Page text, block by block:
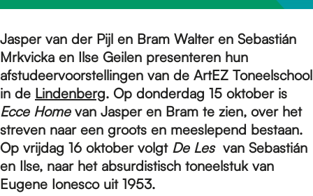
m
e
p
a
Jasper van der Pijl en Bram Walter en Sebastián
Mrkvicka en Ilse Geilen presenteren hun
afstudeervoorstellingen van de ArtEZ Toneelschool
in de Lindenberg. Op donderdag 15 oktober is
Ecce Homevan Jasper en Bram te zien, over het
streven naar een groots en meeslepend bestaan.
Op vrijdag 16 oktober volgt De Lesvan Sebastián
en Ilse, naar het absurdistisch toneelstuk van
Eugene Ionesco uit 1953.